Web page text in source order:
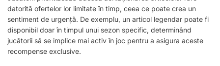
datorită ofertelor lor limitate în timp, ceea ce poate crea un
sentiment de urgență. De exemplu, un articol legendar poate fi
disponibil doar în timpul unui sezon specific, determinând
jucătorii să se implice mai activ în joc pentru a asigura aceste
recompense exclusive.